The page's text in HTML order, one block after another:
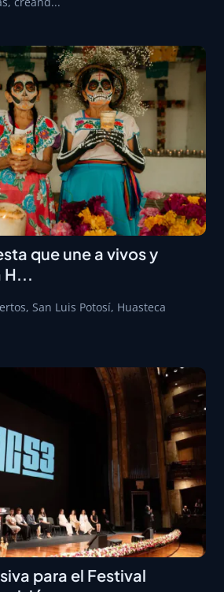
que une a vivos y
H...
San Luis Potosí, Huasteca
para el Festival